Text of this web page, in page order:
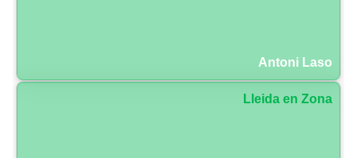
Antoni Laso
Lleida en Zona